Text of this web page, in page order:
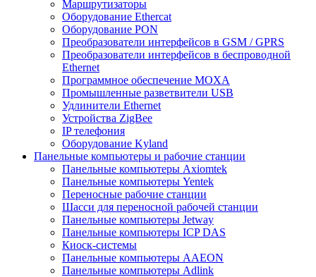
Маршрутизаторы
Оборудование Ethercat
Оборудование PON
Преобразователи интерфейсов в GSM / GPRS
Преобразователи интерфейсов в беспроводной
Ethernet
Программное обеспечение MOXA
Промышленные разветвители USB
Удлинители Ethernet
Устройства ZigBee
IP телефония
Оборудование Kyland
Панельные компьютеры и рабочие станции
Панельные компьютеры Axiomtek
Панельные компьютеры Yentek
Переносные рабочие станции
Шасси для переносной рабочей станции
Панельные компьютеры Jetway
Панельные компьютеры ICP DAS
Киоск-системы
Панельные компьютеры AAEON
Панельные компьютеры Adlink